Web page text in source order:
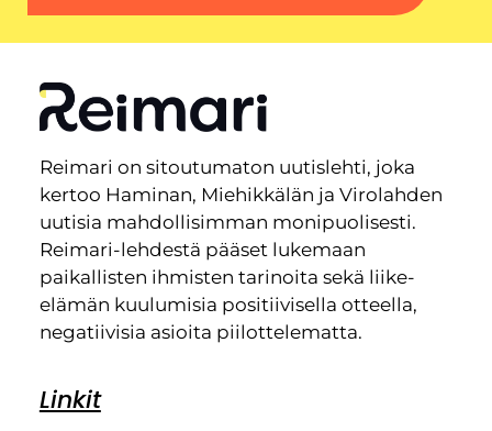
Reimari on sitoutumaton uutislehti, joka
kertoo Haminan, Miehikkälän ja Virolahden
uutisia mahdollisimman monipuolisesti.
Reimari-lehdestä pääset lukemaan
paikallisten ihmisten tarinoita sekä liike-
elämän kuulumisia positiivisella otteella,
negatiivisia asioita piilottelematta.
Linkit